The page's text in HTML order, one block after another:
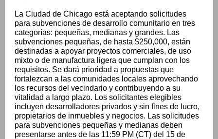
La Ciudad de Chicago está aceptando solicitudes
para subvenciones de desarrollo comunitario en tres
categorías: pequeñas, medianas y grandes. Las
subvenciones pequeñas, de hasta $250,000, están
destinadas a apoyar proyectos comerciales, de uso
mixto o de manufactura ligera que cumplan con los
requisitos. Se dará prioridad a propuestas que
fortalezcan a las comunidades locales aprovechando
los recursos del vecindario y contribuyendo a su
vitalidad a largo plazo. Los solicitantes elegibles
incluyen desarrolladores privados y sin fines de lucro,
propietarios de inmuebles y negocios. Las solicitudes
para subvenciones pequeñas y medianas deben
presentarse antes de las 11:59 PM (CT) del 15 de